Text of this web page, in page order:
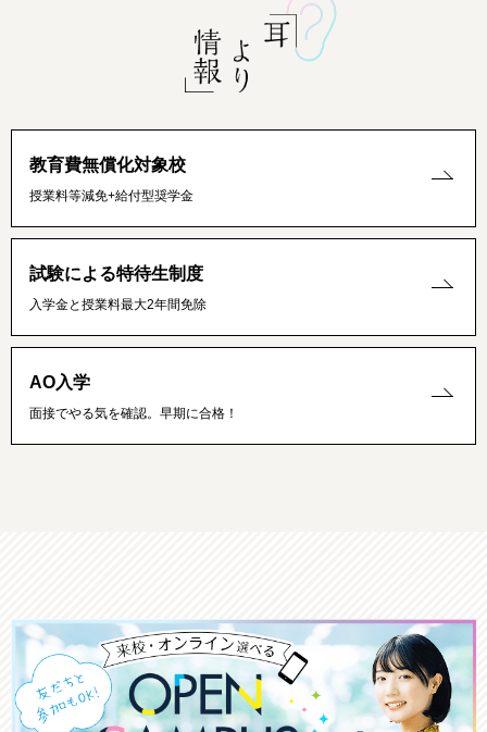
教育費無償化対象校
授業料等減免+給付型奨学金
試験による特待生制度
入学金と授業料最大2年間免除
AO入学
面接でやる気を確認。早期に合格！